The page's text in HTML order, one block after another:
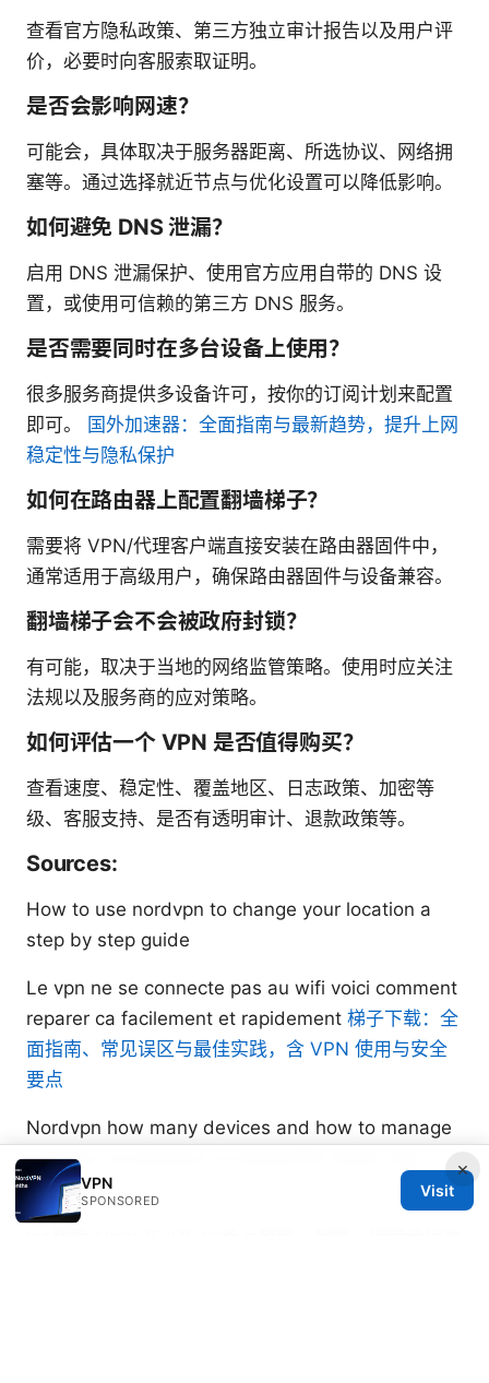
查看官方隐私政策、第三方独立审计报告以及用户评
价，必要时向客服索取证明。
是否会影响网速？
可能会，具体取决于服务器距离、所选协议、网络拥
塞等。通过选择就近节点与优化设置可以降低影响。
如何避免 DNS 泄漏？
启用 DNS 泄漏保护、使用官方应用自带的 DNS 设
置，或使用可信赖的第三方 DNS 服务。
是否需要同时在多台设备上使用？
很多服务商提供多设备许可，按你的订阅计划来配置
即可。
国外加速器：全面指南与最新趋势，提升上网
稳定性与隐私保护
如何在路由器上配置翻墙梯子？
需要将 VPN/代理客户端直接安装在路由器固件中，
通常适用于高级用户，确保路由器固件与设备兼容。
翻墙梯子会不会被政府封锁？
有可能，取决于当地的网络监管策略。使用时应关注
法规以及服务商的应对策略。
如何评估一个 VPN 是否值得购买？
查看速度、稳定性、覆盖地区、日志政策、加密等
级、客服支持、是否有透明审计、退款政策等。
Sources:
How to use nordvpn to change your location a
step by step guide
Le vpn ne se connecte pas au wifi voici comment
reparer ca facilement et rapidement 梯子下载：全
面指南、常见误区与最佳实践，含 VPN 使用与安全
要点
Nordvpn how many devices and how to manage
multiple connections on NordVPN: limits, tips,
and setup
×
VPN
SPONSORED
Visit